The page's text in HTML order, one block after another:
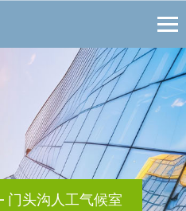
- 门头沟人工气候室